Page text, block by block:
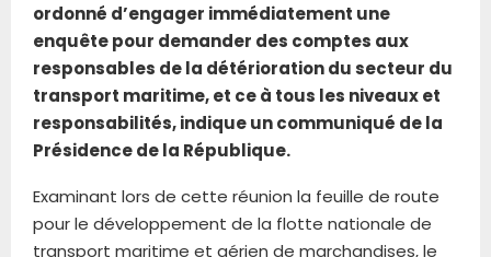
ordonné d’engager immédiatement une
enquête pour demander des comptes aux
responsables de la détérioration du secteur du
transport maritime, et ce à tous les niveaux et
responsabilités, indique un communiqué de la
Présidence de la République.
Examinant lors de cette réunion la feuille de route
pour le développement de la flotte nationale de
transport maritime et aérien de marchandises, le